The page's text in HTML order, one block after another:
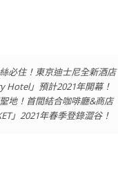
絲必住！東京迪士尼全新酒
Hotel」預計2021年開幕！
地！首間結合咖啡廳&商店
」2021年春季登錄澀谷！